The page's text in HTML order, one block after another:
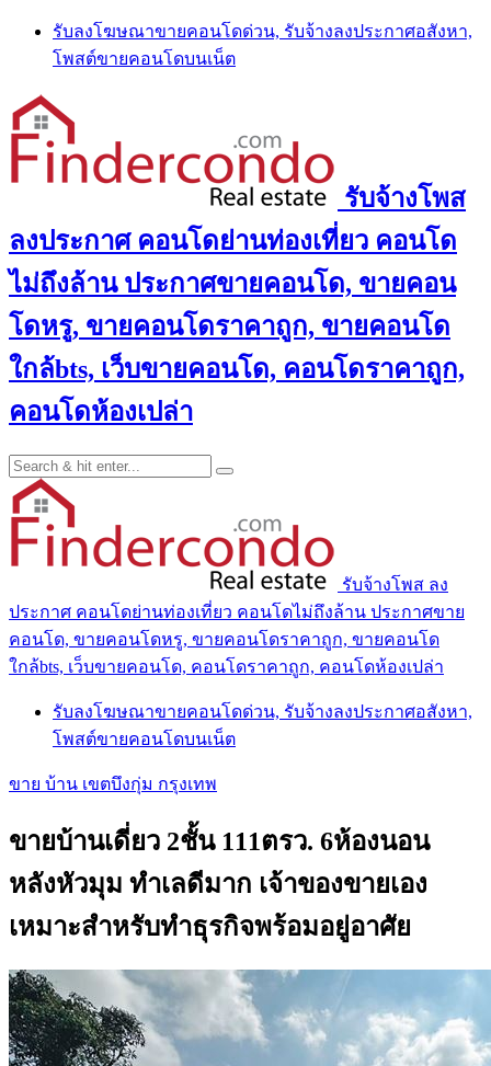
Skip
content
รับลงโฆษณาขายคอนโดด่วน, รับจ้างลงประกาศอสังหา,
โพสต์ขายคอนโดบนเน็ต
รับจ้างโพส
ลงประกาศ คอนโดย่านท่องเที่ยว คอนโด
ไม่ถึงล้าน ประกาศขายคอนโด, ขายคอน
โดหรู, ขายคอนโดราคาถูก, ขายคอนโด
ใกล้bts, เว็บขายคอนโด, คอนโดราคาถูก,
คอนโดห้องเปล่า
รับจ้างโพส ลง
ประกาศ คอนโดย่านท่องเที่ยว คอนโดไม่ถึงล้าน ประกาศขาย
คอนโด, ขายคอนโดหรู, ขายคอนโดราคาถูก, ขายคอนโด
ใกล้bts, เว็บขายคอนโด, คอนโดราคาถูก, คอนโดห้องเปล่า
รับลงโฆษณาขายคอนโดด่วน, รับจ้างลงประกาศอสังหา,
โพสต์ขายคอนโดบนเน็ต
ขาย บ้าน เขตบึงกุ่ม กรุงเทพ
ขายบ้านเดี่ยว 2ชั้น 111ตรว. 6ห้องนอน
หลังหัวมุม ทำเลดีมาก เจ้าของขายเอง
เหมาะสำหรับทำธุรกิจพร้อมอยู่อาศัย